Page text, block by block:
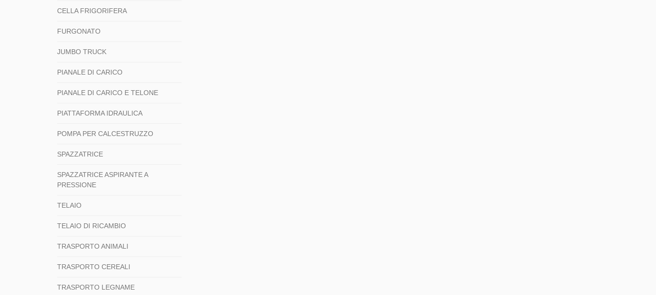
CELLA FRIGORIFERA
FURGONATO
JUMBO TRUCK
PIANALE DI CARICO
PIANALE DI CARICO E TELONE
PIATTAFORMA IDRAULICA
POMPA PER CALCESTRUZZO
SPAZZATRICE
SPAZZATRICE ASPIRANTE A
PRESSIONE
TELAIO
TELAIO DI RICAMBIO
TRASPORTO ANIMALI
TRASPORTO CEREALI
TRASPORTO LEGNAME